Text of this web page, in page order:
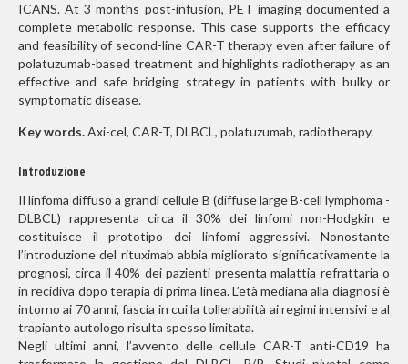
ICANS. At 3 months post-infusion, PET imaging documented a
complete metabolic response. This case supports the efficacy
and feasibility of second-line CAR-T therapy even after failure of
polatuzumab-based treatment and highlights radiotherapy as an
effective and safe bridging strategy in patients with bulky or
symptomatic disease.
Key words.Axi-cel, CAR-T, DLBCL, polatuzumab, radiotherapy.
Introduzione
Il linfoma diffuso a grandi cellule B (diffuse large B-cell lymphoma -
DLBCL) rappresenta circa il 30% dei linfomi non-Hodgkin e
costituisce il prototipo dei linfomi aggressivi. Nonostante
l’introduzione del rituximab abbia migliorato significativamente la
prognosi, circa il 40% dei pazienti presenta malattia refrattaria o
in recidiva dopo terapia di prima linea. L’età mediana alla diagnosi è
intorno ai 70 anni, fascia in cui la tollerabilità ai regimi intensivi e al
trapianto autologo risulta spesso limitata.
Negli ultimi anni, l’avvento delle cellule CAR-T anti-CD19 ha